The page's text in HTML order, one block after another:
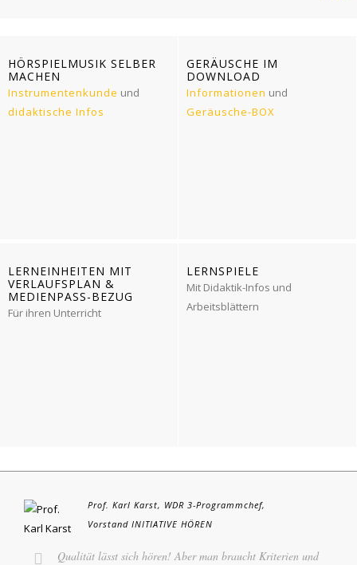
HÖRSPIELMUSIK SELBER
MACHEN
Instrumentenkunde und
didaktische Infos
GERÄUSCHE IM
DOWNLOAD
Informationen und
Geräusche-BOX
LERNEINHEITEN MIT
VERLAUFSPLAN &
MEDIENPASS-BEZUG
Für ihren Unterricht
LERNSPIELE
Mit Didaktik-Infos und
Arbeitsblättern
Qualität lässt sich hören! Aber man braucht Kriterien und
Prof. Karl Karst, WDR 3-Programmchef,
Vorstand INITIATIVE HÖREN